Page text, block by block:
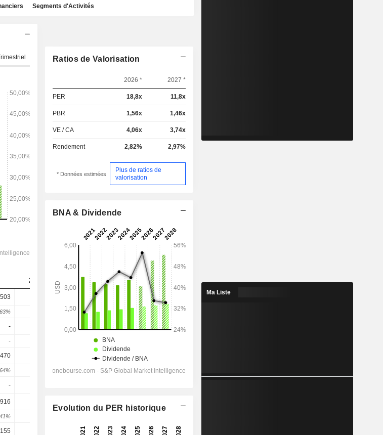
Segments d'Activités
2025 2026 2027 2028
12 858 13 955
42,28% 8,53% 4,95%
- -
-
4 952 6 516
12,19% 27,2% 31,59% -8,72%
-
2 756 4 424 4 693
Ratios de Valorisation
2026 * 2027 *
PER 18,8x 11,8x
PBR 1,56x 1,46x
VE / CA 4,06x 3,74x
Rendement 2,82% 2,97%
* Données estimées
Plus de ratios de
valorisation
BNA & Dividende
Evolution du PER historique
Ma Liste